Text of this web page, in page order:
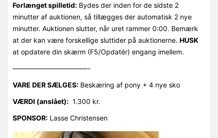
Forlænget spilletid:Bydes der inden for de sidste 2
minutter af auktionen, så tillægges der automatisk 2 nye
minutter. Auktionen slutter, når uret rammer 0:00. Bemærk
at der kan være forskellige sluttider på auktionerne. HUSK
at opdatere din skærm (F5/Opdatér) engang imellem.
———————————-
VARE DER SÆLGES:Beskæring af pony + 4 nye sko
VÆRDI (anslået):1.300 kr.
SPONSOR:Lasse Christensen